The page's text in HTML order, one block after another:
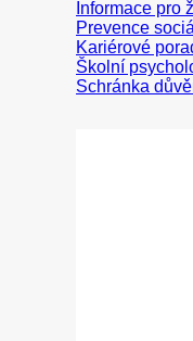
Informace pro
Prevence
Kariérové
Školní
Schránka